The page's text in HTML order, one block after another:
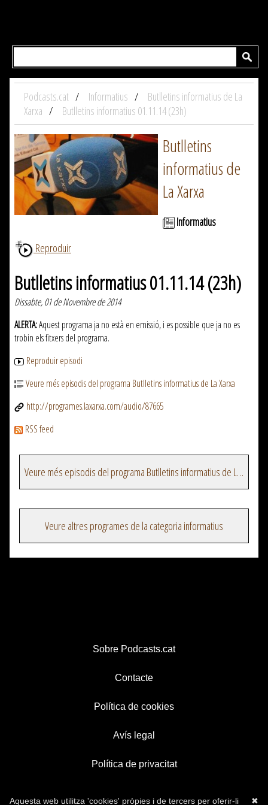
Podcasts.cat Informatius
Butlletins informatius de La
Xarxa
Butlletins informatius 01.11.14 (23h)
Butlletins
informatius de
La Xarxa
Informatius
Reproduir
Butlletins informatius 01.11.14 (23h)
Dissabte, 01 de Novembre de 2014
ALERTA:Aquest programa ja no està en emissió, i es possible que ja no es
trobin els fitxers del programa.
Reproduir episodi
Veure més episodis del programa Butlletins informatius de La Xarxa
http://programes.laxarxa.com/audio/87665
RSS feed
Veure més episodis del programa Butlletins informatius de La Xarxa
Veure altres programes de la categoria informatius
Sobre Podcasts.cat
Contacte
Política de cookies
Avís legal
Política de privacitat
✖
Aquesta web utilitza 'cookies' pròpies i de tercers per oferir-li